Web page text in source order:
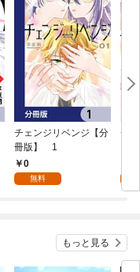
チェンジリベンジ【分
冊版】 1
0
無料
チ
もっと見る